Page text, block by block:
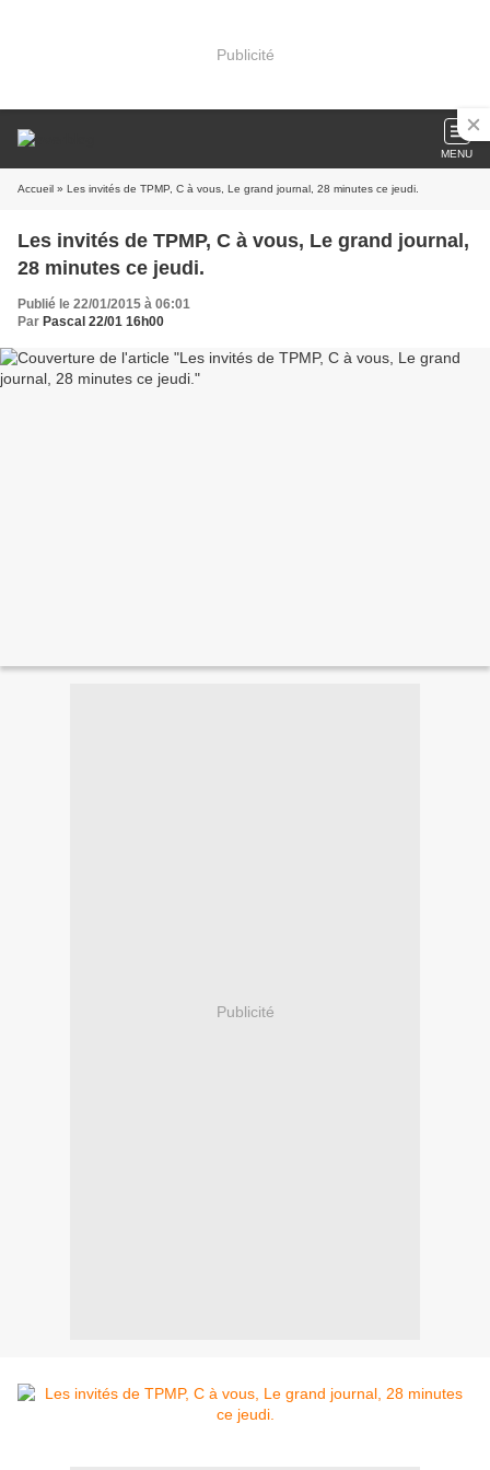
Publicité
MENU
Accueil » Les invités de TPMP, C à vous, Le grand journal, 28 minutes ce jeudi.
Les invités de TPMP, C à vous, Le grand journal,
28 minutes ce jeudi.
Publié le 22/01/2015 à 06:01
Par Pascal 22/01 16h00
Publicité